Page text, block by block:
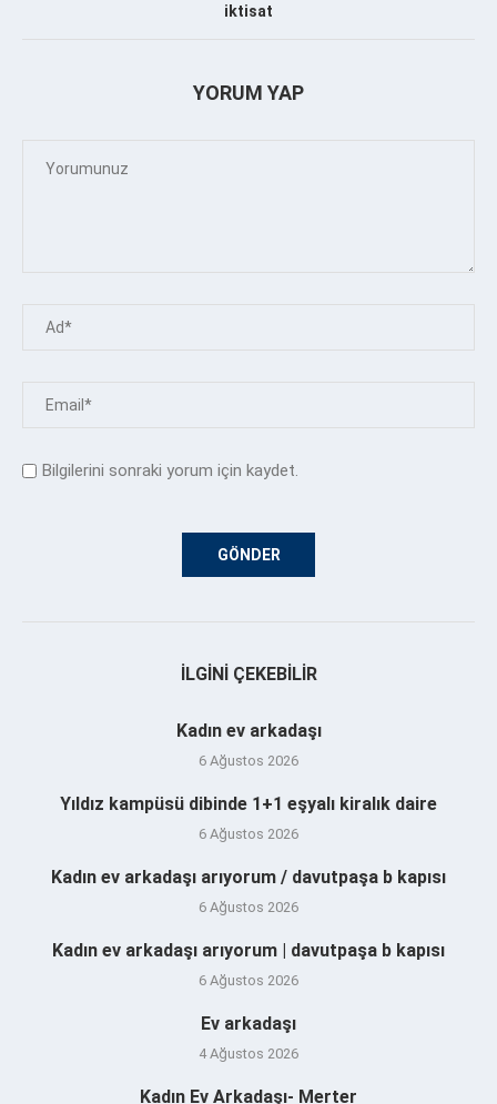
iktisat
YORUM YAP
Bilgilerini sonraki yorum için kaydet.
İLGINI ÇEKEBILIR
Kadın ev arkadaşı
6 Ağustos 2026
Yıldız kampüsü dibinde 1+1 eşyalı kiralık daire
6 Ağustos 2026
Kadın ev arkadaşı arıyorum / davutpaşa b kapısı
6 Ağustos 2026
Kadın ev arkadaşı arıyorum | davutpaşa b kapısı
6 Ağustos 2026
Ev arkadaşı
4 Ağustos 2026
Kadın Ev Arkadaşı- Merter